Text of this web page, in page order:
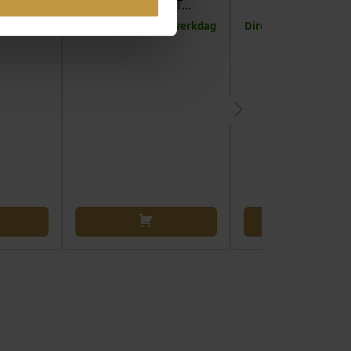
(SPECIAL EDIT…
Direct leverbaar, 1 werkdag Direct leverbaar, 1